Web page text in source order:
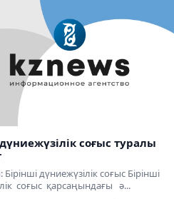
соғыс туралы
дүниежүзілік соғыс Бірінші
соғыс қарсаңындағы ә...